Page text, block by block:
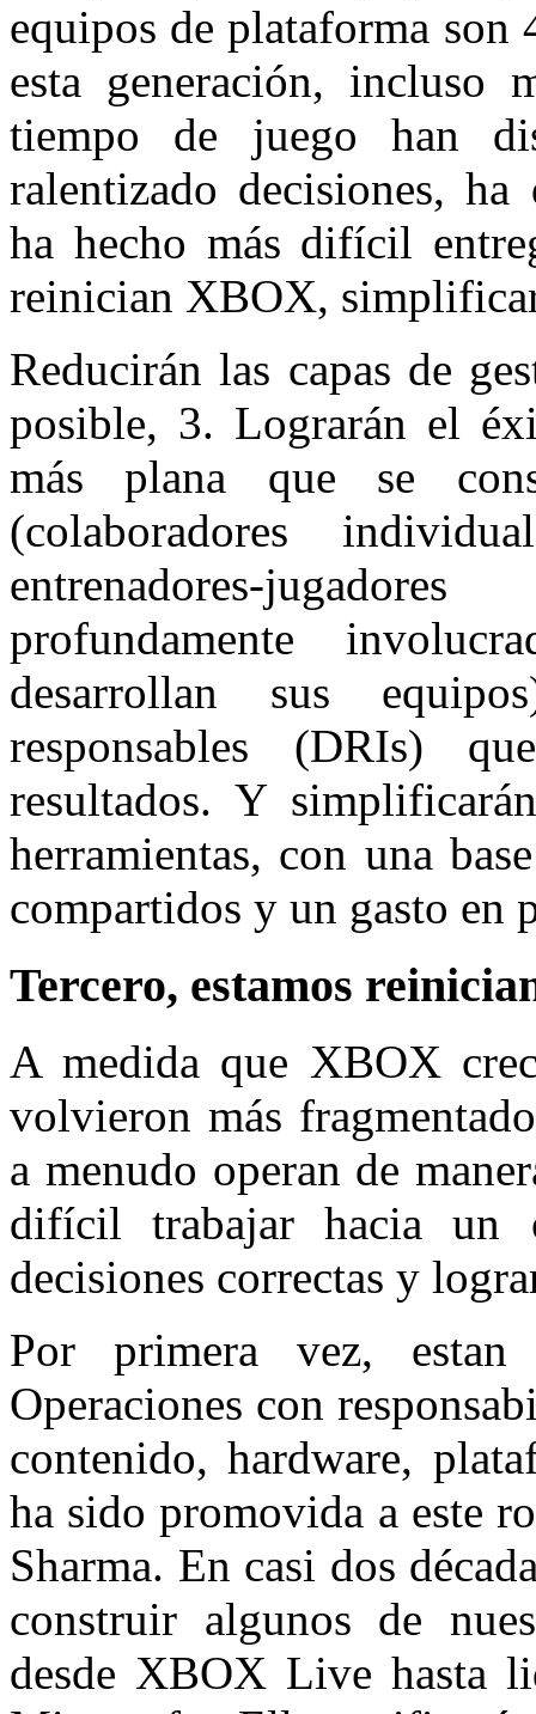
equipos de plataforma son
esta generación, incluso
tiempo de juego han
ralentizado decisiones,
ha hecho más difícil
reinician XBOX,
Reducirán las capas de
posible, 3. Lograrán el
más plana que se
(colaboradores
entrenadores-
profundamente
desarrollan sus
responsables (DRIs)
resultados. Y
herramientas, con una
compartidos y un gasto en
Tercero, estamos
A medida que XBOX
volvieron más
a menudo operan de
difícil trabajar hacia un
decisiones correctas y
Por primera vez, estan
Operaciones con
contenido, hardware,
ha sido promovida a este
Sharma. En casi dos
construir algunos de
desde XBOX Live hasta